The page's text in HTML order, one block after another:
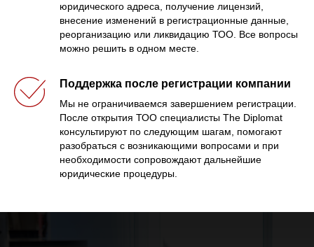
юридического адреса, получение лицензий,
внесение изменений в регистрационные данные,
реорганизацию или ликвидацию ТОО. Все вопросы
можно решить в одном месте.
Поддержка после регистрации компании
Мы не ограничиваемся завершением регистрации.
После открытия ТОО специалисты The Diplomat
консультируют по следующим шагам, помогают
разобраться с возникающими вопросами и при
необходимости сопровождают дальнейшие
юридические процедуры.